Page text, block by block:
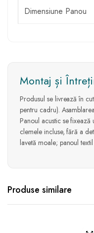
Dimensiune Panou
Montaj și
Produsul se livrează în
pentru cadru).
Panoul acustic se
clemele incluse, fără a
lavetă moale; panoul
Produse similare